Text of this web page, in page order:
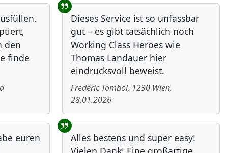
den
finde
Dieses Service ist so unfassbar
gut – es gibt tatsächlich noch
Working Class Heroes wie
Thomas Landauer hier
eindrucksvoll beweist.
Frederic Tömböl, 1230 Wien,
28.01.2026
euren
Alles bestens und super easy!